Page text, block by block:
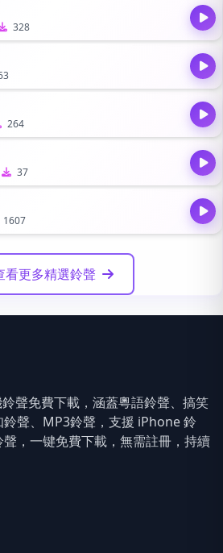
328
264
37
1607
看更多精選鈴聲
聲免費下載，涵蓋粵語鈴聲、搞笑
聲、MP3鈴聲，支援 iPhone 鈴
，一键免費下載，無需註冊，持續